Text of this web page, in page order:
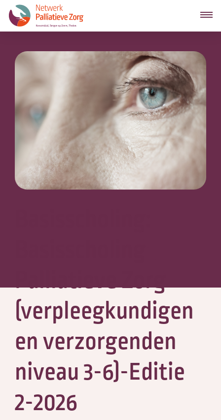
Palliatieve Zorg
(verpleegkundigen
en verzorgenden
niveau 3-6)-Editie
2-2026